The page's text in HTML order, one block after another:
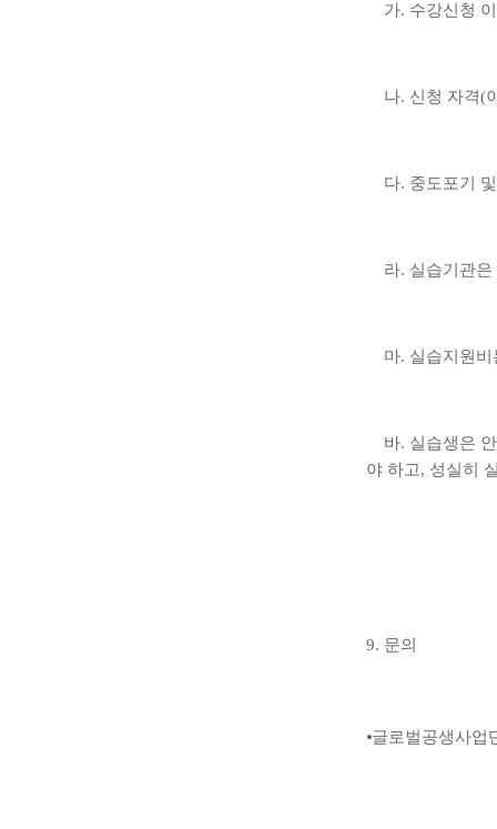
가. 수강신청
나. 신청 자격(
다. 중도포기
라. 실습기관
마. 실습지원
바. 실습생은
야 하고, 성실히
9. 문의
⦁글로벌공생사업